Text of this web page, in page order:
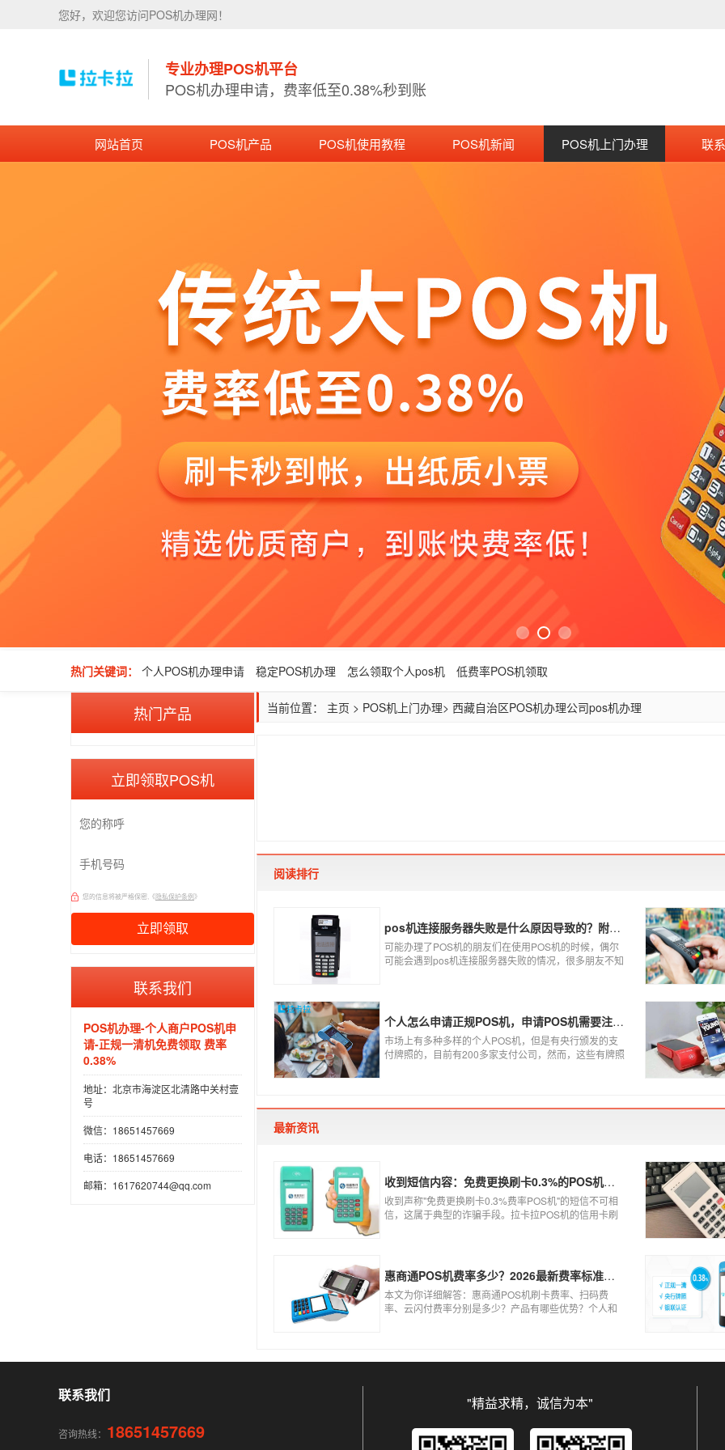
您好，欢迎您访问POS机办理网！
专业办理POS机平台
POS机办理申请，费率低至0.38%秒到账
网站首页 POS机产品 POS机使用教程 POS机新闻 POS机上门办理 联
热门关键词： 个人POS机办理申请 稳定POS机办理 怎么领取个人pos机 低费率POS机领取
热门产品
立即领取POS机
您的信息将被严格保密,《隐私保护条例》
联系我们
POS机办理-个人商户POS机申
请-正规一清机免费领取 费率
0.38%
地址：北京市海淀区北清路中关村壹
号
微信：18651457669
电话：18651457669
邮箱：1617620744@qq.com
当前位置： 主页 > POS机上门办理> 西藏自治区POS机办理公司pos机办理
阅读排行
pos机连接服务器失败是什么原因导致的？附解决办法
可能办理了POS机的朋友们在使用POS机的时候，偶尔
可能会遇到pos机连接服务器失败的情况，很多朋友不知
个人怎么申请正规POS机，申请POS机需要注意什么？
市场上有多种多样的个人POS机，但是有央行颁发的支
付牌照的，目前有200多家支付公司，然而，这些有牌照
最新资讯
收到短信内容：免费更换刷卡0.3%的POS机，可以相信吗？
收到声称"免费更换刷卡0.3%费率POS机"的短信不可相
信，这属于典型的诈骗手段。拉卡拉POS机的信用卡刷
惠商通POS机费率多少？2026最新费率标准及办理全攻略
本文为你详细解答：惠商通POS机刷卡费率、扫码费
率、云闪付费率分别是多少？产品有哪些优势？个人和
联系我们
咨询热线： 18651457669
"精益求精，诚信为本"